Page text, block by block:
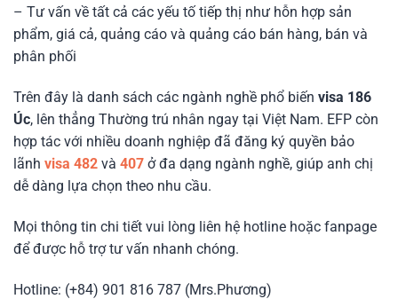
– Tư vấn về tất cả các yếu tố tiếp thị như hỗn hợp sản
phẩm, giá cả, quảng cáo và quảng cáo bán hàng, bán và
phân phối
Trên đây là danh sách các ngành nghề phổ biến visa 186
Úc, lên thẳng Thường trú nhân ngay tại Việt Nam. EFP còn
hợp tác với nhiều doanh nghiệp đã đăng ký quyền bảo
lãnh visa 482 và 407 ở đa dạng ngành nghề, giúp anh chị
dễ dàng lựa chọn theo nhu cầu.
Mọi thông tin chi tiết vui lòng liên hệ hotline hoặc fanpage
để được hỗ trợ tư vấn nhanh chóng.
Hotline: (+84) 901 816 787 (Mrs.Phương)